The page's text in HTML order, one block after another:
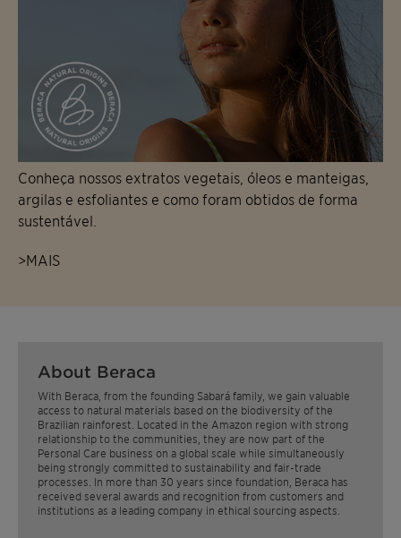
Conheça nossos extratos vegetais, óleos e manteigas,
argilas e esfoliantes e como foram obtidos de forma
sustentável.
>MAIS
About Beraca
With Beraca, from the founding Sabará family, we gain valuable
access to natural materials based on the biodiversity of the
Brazilian rainforest. Located in the Amazon region with strong
relationship to the communities, they are now part of the
Personal Care business on a global scale while simultaneously
being strongly committed to sustainability and fair-trade
processes. In more than 30 years since foundation, Beraca has
received several awards and recognition from customers and
institutions as a leading company in ethical sourcing aspects. ​